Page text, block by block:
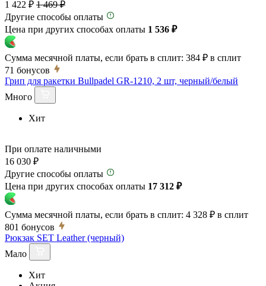
1 422 ₽ 1 469 ₽
Другие способы оплаты
Цена при других способах оплаты 1 536 ₽
Сумма месячной платы, если брать в сплит: 384 ₽ в сплит
71 бонусов
Грип для ракетки Bullpadel GR-1210, 2 шт, черный/белый
Много
Хит
При оплате наличными
16 030 ₽
Другие способы оплаты
Цена при других способах оплаты 17 312 ₽
Сумма месячной платы, если брать в сплит: 4 328 ₽ в сплит
801 бонусов
Рюкзак SET Leather (черный)
Мало
Хит